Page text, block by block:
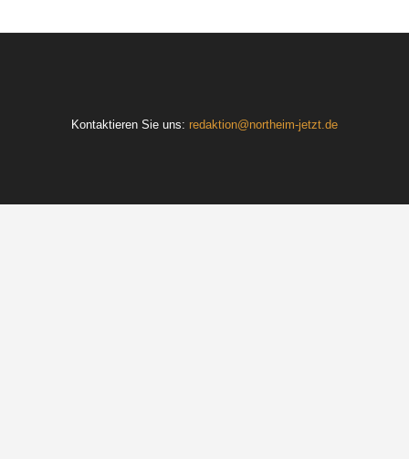
Kontaktieren Sie uns: redaktion@northeim-jetzt.de